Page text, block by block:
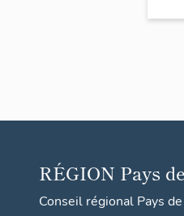
RÉGION Pays
Conseil régional Pays